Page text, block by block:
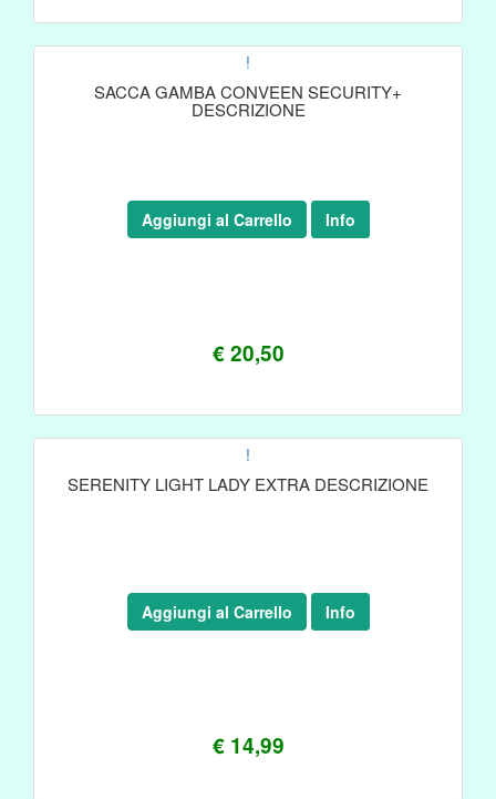
!
SACCA GAMBA CONVEEN SECURITY+
DESCRIZIONE
€ 20,50
Aggiungi al Carrello Info
!
SERENITY LIGHT LADY EXTRA DESCRIZIONE
€ 14,99
Aggiungi al Carrello Info